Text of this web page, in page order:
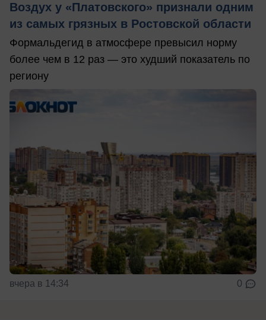
Воздух у «Платовского» признали одним
из самых грязных в Ростовской области
Формальдегид в атмосфере превысил норму
более чем в 12 раз — это худший показатель по
региону
вчера в 14:34 0